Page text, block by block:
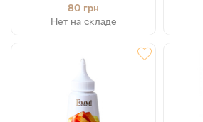
80 грн
Нет на складе